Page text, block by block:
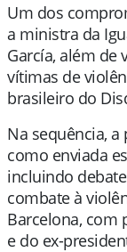
Um dos
a ministra da
García, além de
vítimas de
brasileiro do
Na sequência,
como enviada
incluindo
combate à
Barcelona, com
e do ex-